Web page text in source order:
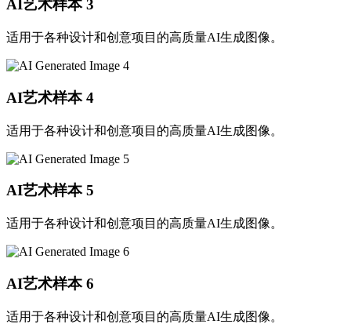
AI艺术样本 3
适用于各种设计和创意项目的高质量AI生成图像。
AI艺术样本 4
适用于各种设计和创意项目的高质量AI生成图像。
AI艺术样本 5
适用于各种设计和创意项目的高质量AI生成图像。
AI艺术样本 6
适用于各种设计和创意项目的高质量AI生成图像。